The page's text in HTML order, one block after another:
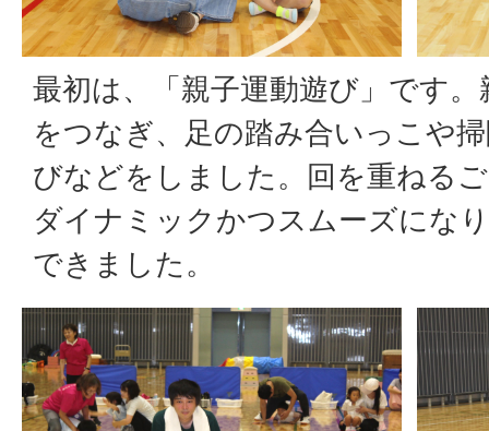
最初は、「親子運動遊び」です
をつなぎ、足の踏み合いっこや
びなどをしました。回を重ねる
ダイナミックかつスムーズにな
できました。